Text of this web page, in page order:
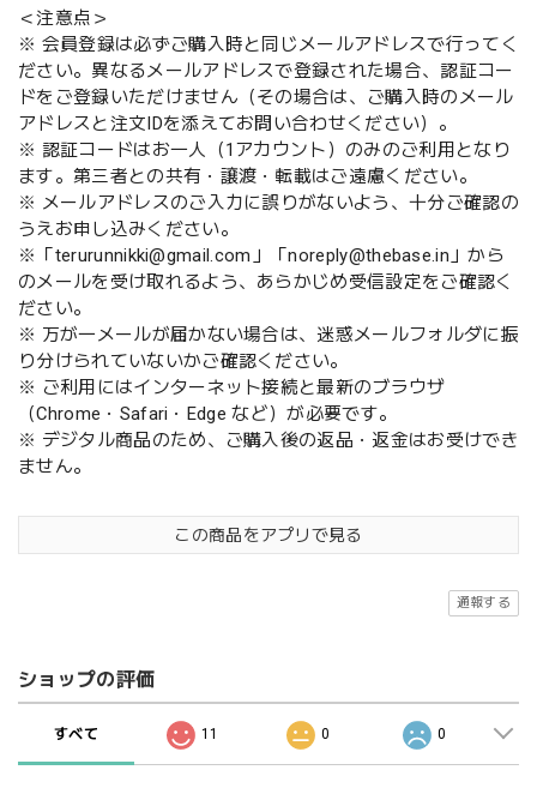
＜注意点＞
※ 会員登録は必ずご購入時と同じメールアドレスで行ってく
ださい。異なるメールアドレスで登録された場合、認証コー
ドをご登録いただけません（その場合は、ご購入時のメール
アドレスと注文IDを添えてお問い合わせください）。
※ 認証コードはお一人（1アカウント）のみのご利用となり
ます。第三者との共有・譲渡・転載はご遠慮ください。
※ メールアドレスのご入力に誤りがないよう、十分ご確認の
うえお申し込みください。
※「terurunnikki@gmail.com 」「noreply@thebase.in 」から
のメールを受け取れるよう、あらかじめ受信設定をご確認く
ださい。
※ 万が一メールが届かない場合は、迷惑メールフォルダに振
り分けられていないかご確認ください。
※ ご利用にはインターネット接続と最新のブラウザ
（Chrome・Safari・Edge など）が必要です。
※ デジタル商品のため、ご購入後の返品・返金はお受けでき
ません。
この商品をアプリで見る
通報する
ショップの評価
すべて 11 0 0